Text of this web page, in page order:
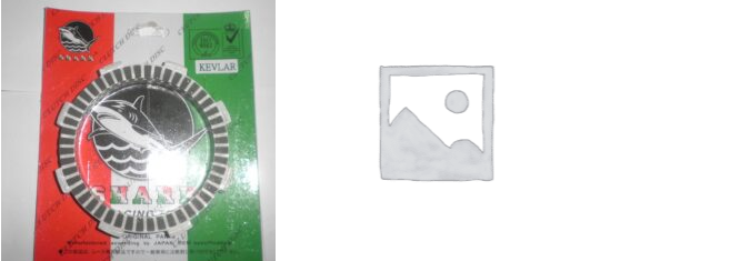
Προσθήκη
στη Λίστα
Επιθυμιών